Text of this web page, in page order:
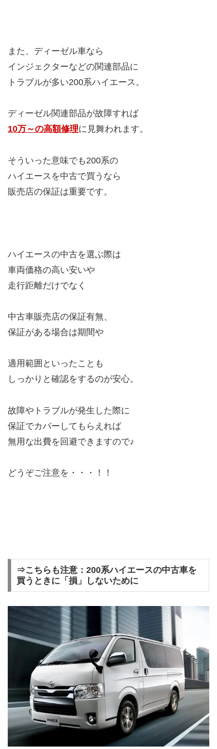
また、ディーゼル車なら
インジェクターなどの関連部品に
トラブルが多い200系ハイエース。
ディーゼル関連部品が故障すれば
10万～の高額修理に見舞われます。
そういった意味でも200系の
ハイエースを中古で買うなら
販売店の保証は重要です。
ハイエースの中古を選ぶ際は
車両価格の高い安いや
走行距離だけでなく
中古車販売店の保証有無、
保証がある場合は期間や
適用範囲といったことも
しっかりと確認をするのが安心。
故障やトラブルが発生した際に
保証でカバーしてもらえれば
無用な出費を回避できますので♪
どうぞご注意を・・・！！
⇒こちらも注意：200系ハイエースの中古車を
買うときに「損」しないために